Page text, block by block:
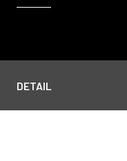
DETAIL